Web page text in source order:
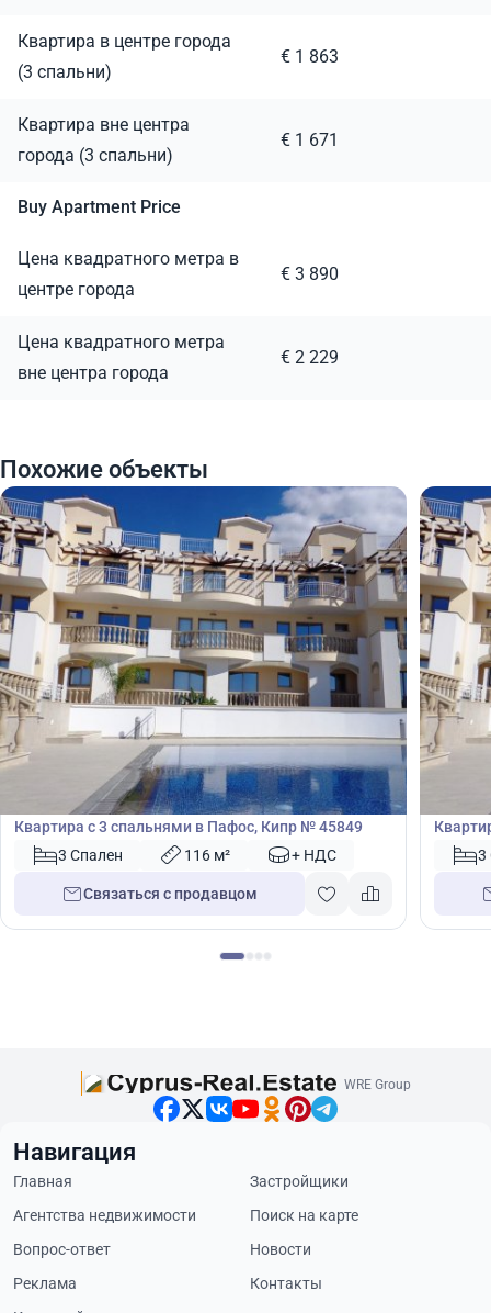
Квартира в центре города
(3 спальни)
€ 1 863
Квартира вне центра
города (3 спальни)
€ 1 671
Buy Apartment Price
Цена квадратного метра в
центре города
€ 3 890
Цена квадратного метра
вне центра города
€ 2 229
Похожие объекты
€395 000
Квартира
Квартира с 3 спальнями в Пафос, Кипр № 45849
3 Спален
116 м² + НДС
Связаться с продавцом
€395
3
WRE Group
Навигация
Главная
Застройщики
Агентства недвижимости
Поиск на карте
Вопрос-ответ
Новости
Реклама
Контакты